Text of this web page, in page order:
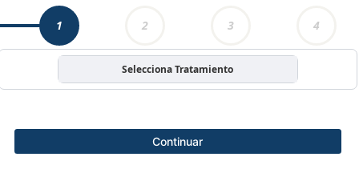
1 2 3 4
Selecciona Tratamiento
Continuar